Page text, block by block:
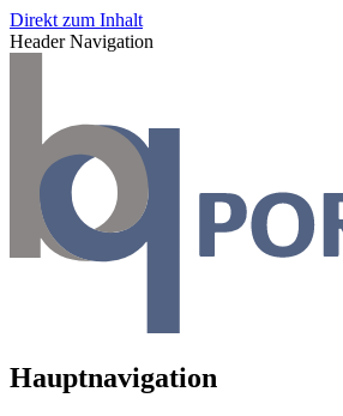
Direkt zum Inhalt
Header Navigation
Hauptnavigation